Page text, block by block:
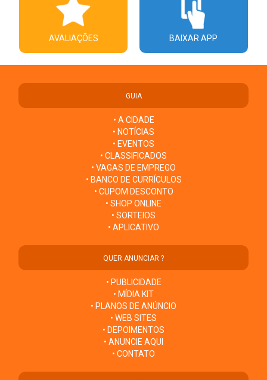
AVALIAÇÕES BAIXAR APP
GUIA
• A CIDADE
• NOTÍCIAS
• EVENTOS
• CLASSIFICADOS
• VAGAS DE EMPREGO
• BANCO DE CURRÍCULOS
• CUPOM DESCONTO
• SHOP ONLINE
• SORTEIOS
• APLICATIVO
QUER ANUNCIAR ?
• PUBLICIDADE
• MÍDIA KIT
• PLANOS DE ANÚNCIO
• WEB SITES
• DEPOIMENTOS
• ANUNCIE AQUI
• CONTATO